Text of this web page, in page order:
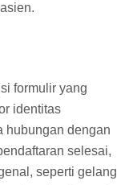
formulir yang
identitas
hubungan dengan
selesai,
seperti gelang